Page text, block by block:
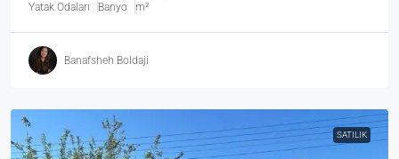
Yatak Odaları Banyo m²
Banafsheh Boldaji
SATILIK